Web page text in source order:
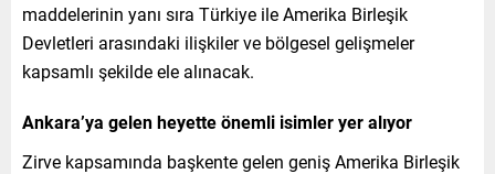
maddelerinin yanı sıra Türkiye ile Amerika Birleşik
Devletleri arasındaki ilişkiler ve bölgesel gelişmeler
kapsamlı şekilde ele alınacak.
Ankara’ya gelen heyette önemli isimler yer alıyor
Zirve kapsamında başkente gelen geniş Amerika Birleşik